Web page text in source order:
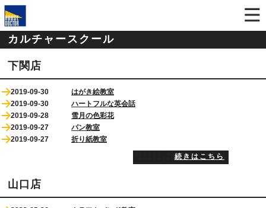
カルチャースクール
下関店
2019-09-30
はがき絵教室
2019-09-30
ハートフルな英会話
2019-09-28
雪月の色彩花
2019-09-27
パン教室
2019-09-27
折り紙教室
続きはこちら
山口店